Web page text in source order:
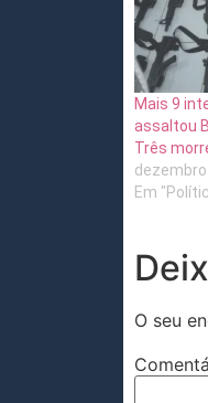
Mais 9
assaltou
Três
dezembro
Em
O seu